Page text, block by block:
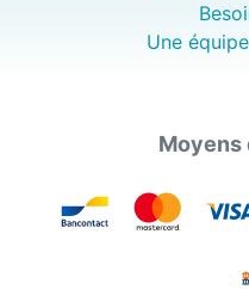
Une
Moyens